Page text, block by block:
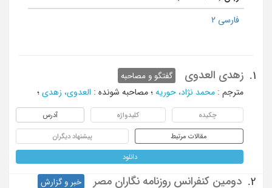
فارسی 2
1. زهدی العدوی
گفتگو و مصاحبه
مترجم : محمد نژاد، حوریه ؛ مصاحبه شونده : العدوی، زهدی ؛
چکیده کلیدواژه آدرس
مقالات مرتبط پیشنهاد دیگران
دانلود
2. دومین کنفرانس روزنامه نگاران مصر
خبر و گزارش